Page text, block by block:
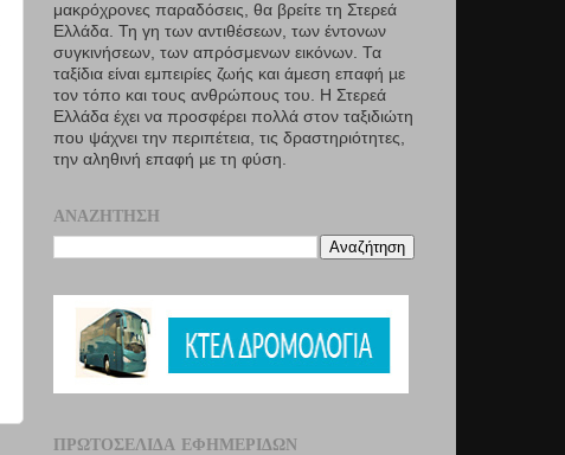
μακρόχρονες παραδόσεις, θα βρείτε τη Στερεά
Ελλάδα. Τη γη των αντιθέσεων, των έντονων
συγκινήσεων, των απρόσμενων εικόνων. Τα
ταξίδια είναι εμπειρίες ζωής και άμεση επαφή µε
τον τόπο και τους ανθρώπους του. Η Στερεά
Ελλάδα έχει να προσφέρει πολλά στον ταξιδιώτη
που ψάχνει την περιπέτεια, τις δραστηριότητες,
την αληθινή επαφή µε τη φύση.
ΑΝΑΖΉΤΗΣΗ
ΠΡΩΤΟΣΈΛΙΔΑ ΕΦΗΜΕΡΊΔΩΝ